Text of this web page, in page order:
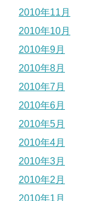
2010年11月
2010年10月
2010年9月
2010年8月
2010年7月
2010年6月
2010年5月
2010年4月
2010年3月
2010年2月
2010年1月